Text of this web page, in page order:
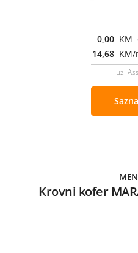
0,00 KM
14,68
uz
Krovni kofer